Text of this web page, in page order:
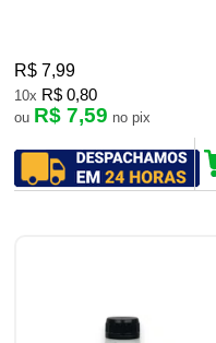
R$ 7,99
10x R$ 0,80
ou R$ 7,59 no pix